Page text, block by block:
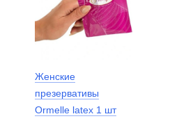
Женские
презервативы
Ormelle latex 1 шт